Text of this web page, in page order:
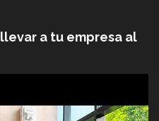
a tu empresa al